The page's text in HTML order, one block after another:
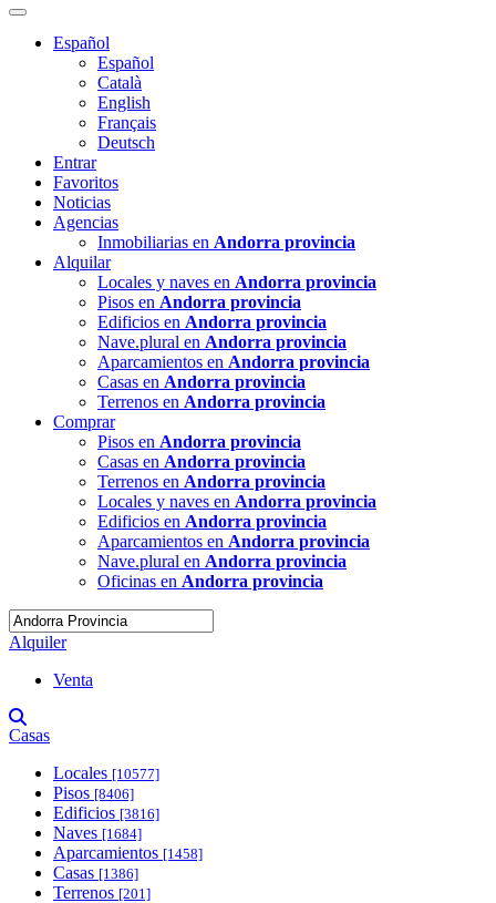
Español
Español
Català
English
Français
Deutsch
Entrar
Favoritos
Noticias
Agencias
Inmobiliarias en Andorra provincia
Alquilar
Locales y naves en Andorra provincia
Pisos en Andorra provincia
Edificios en Andorra provincia
Nave.plural en Andorra provincia
Aparcamientos en Andorra provincia
Casas en Andorra provincia
Terrenos en Andorra provincia
Comprar
Pisos en Andorra provincia
Casas en Andorra provincia
Terrenos en Andorra provincia
Locales y naves en Andorra provincia
Edificios en Andorra provincia
Aparcamientos en Andorra provincia
Nave.plural en Andorra provincia
Oficinas en Andorra provincia
Alquiler
Venta
Casas
Locales [10577]
Pisos [8406]
Edificios [3816]
Naves [1684]
Aparcamientos [1458]
Casas [1386]
Terrenos [201]